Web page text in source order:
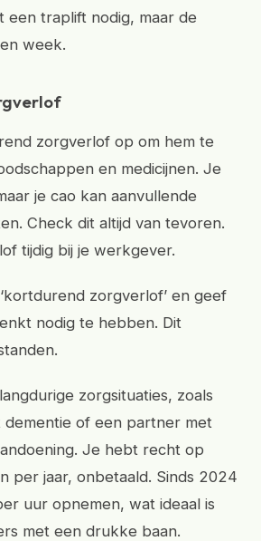
een traplift nodig, maar de
week.
zorgverlof op om hem te
en medicijnen. Je
je cao kan aanvullende
Check dit altijd van tevoren.
tijdig bij je werkgever.
zorgverlof’ en geef
nodig te hebben. Dit
zorgsituaties, zoals
dementie of een partner met
Je hebt recht op
per jaar, onbetaald. Sinds 2024
uur opnemen, wat ideaal is
met een drukke baan.